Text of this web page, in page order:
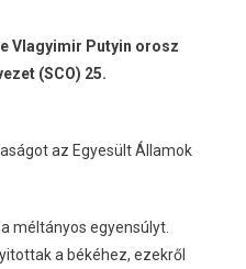
Vlagyimir Putyin orosz
(SCO) 25.
az Egyesült Államok
méltányos egyensúlyt.
a békéhez, ezekről